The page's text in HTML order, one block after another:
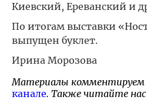
Киевский, Ереванский и
По итогам выставки
выпущен буклет.
Ирина Морозова
Материалы комментируем
канале. Также читайте нас